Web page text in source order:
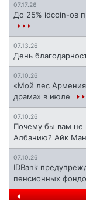
07.17.26
До 25% idcoin-ов
07.13.26
День
07.10.26
«Мой лес
драма» в июле
07.10.26
Почему бы вам не
Албанию? Айк
07.10.26
IDBank
пенсионных